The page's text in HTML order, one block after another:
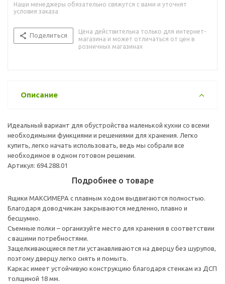
Наши менеджеры обязательно свяжутся с вами и уточнят
условия заказа
Поделиться
Цена действительна только для интернет-
магазина и может отличаться от цен в
розничных магазинах
Описание
Идеальный вариант для обустройства маленькой кухни со всеми
необходимыми функциями и решениями для хранения. Легко
купить, легко начать использовать, ведь мы собрали все
необходимое в одном готовом решении.
Артикул: 694.288.01
Подробнее о товаре
Ящики МАКСИМЕРА с плавным ходом выдвигаются полностью.
Благодаря доводчикам закрываются медленно, плавно и
бесшумно.
Съемные полки – организуйте место для хранения в соответствии
с вашими потребностями.
Защелкивающиеся петли устанавливаются на дверцу без шурупов,
поэтому дверцу легко снять и помыть.
Каркас имеет устойчивую конструкцию благодаря стенкам из ДСП
толщиной 18 мм.